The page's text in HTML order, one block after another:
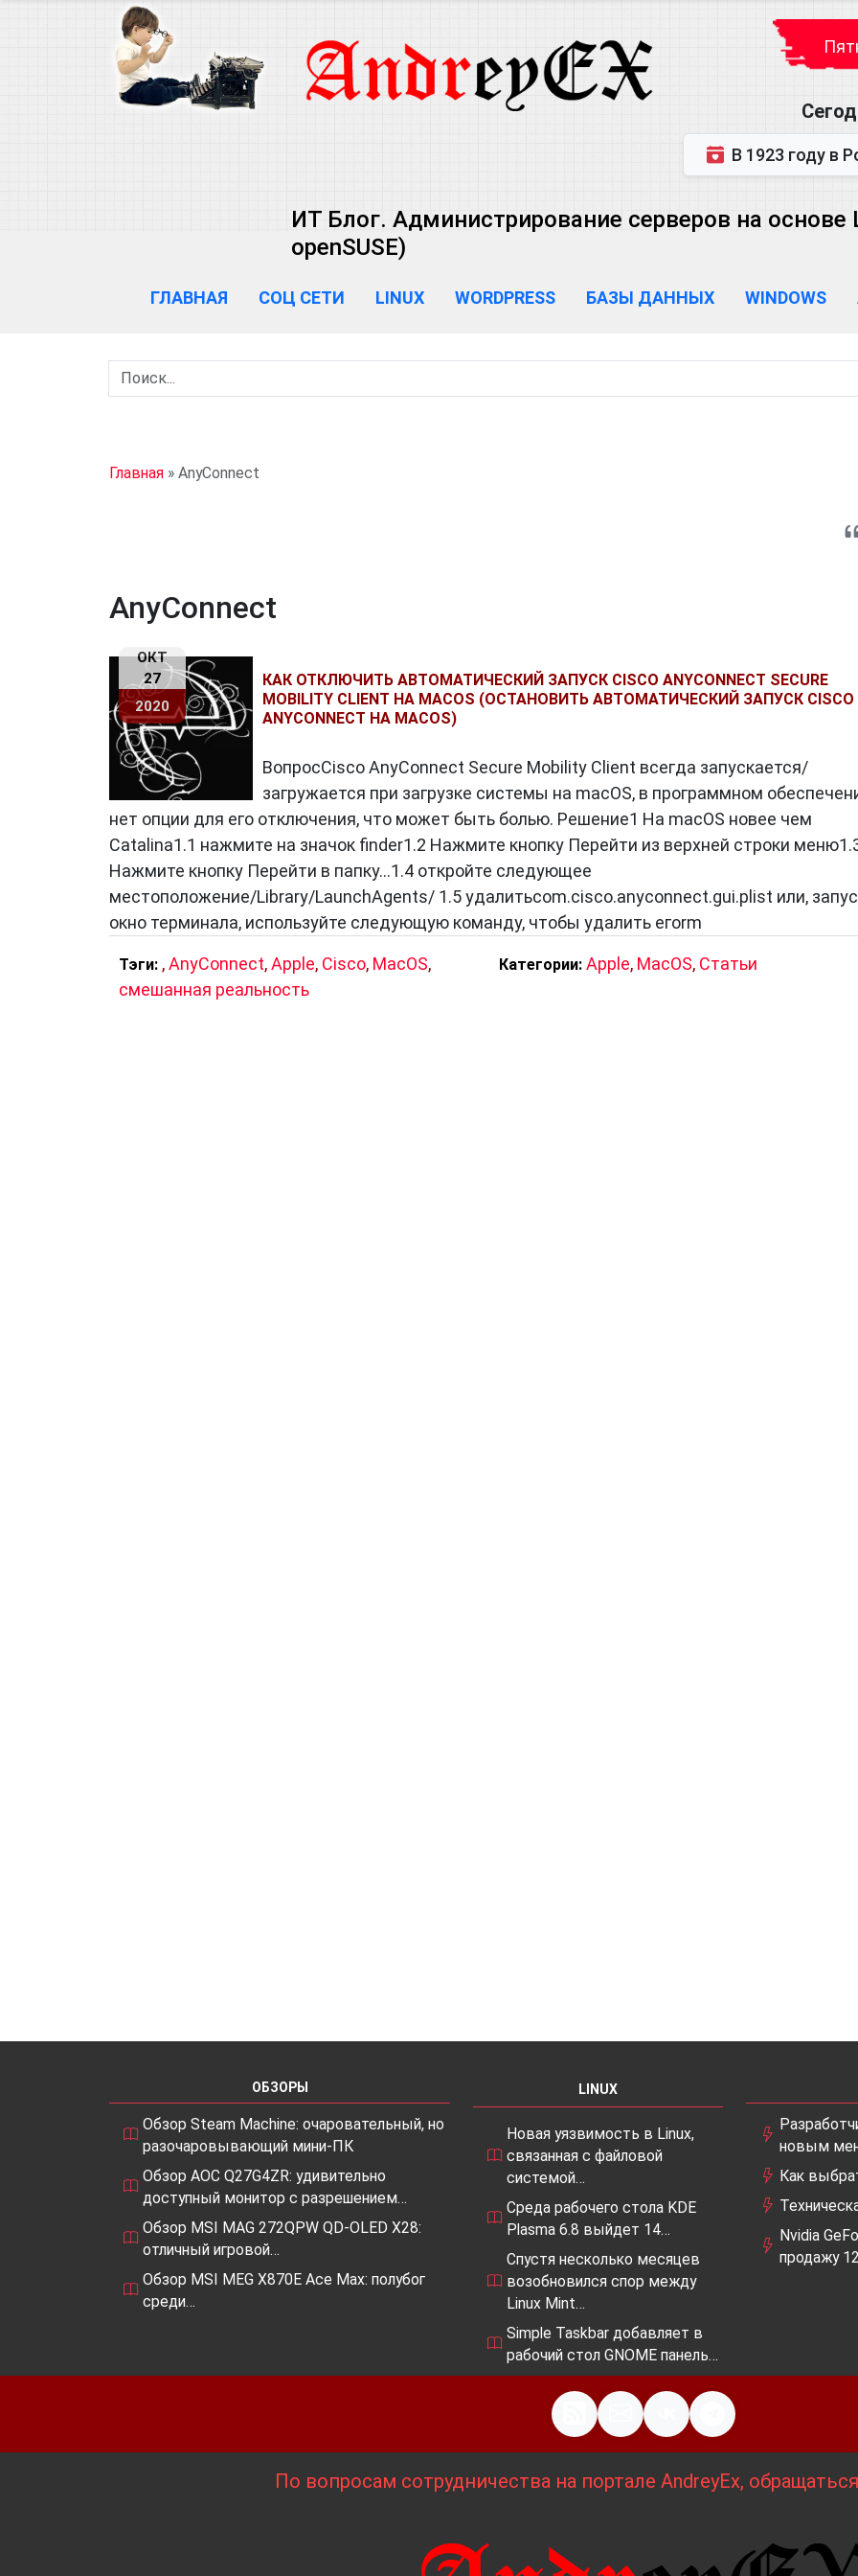
В 1923 году в Ростове-на-Дону
ИТ Блог. Администрирование серверов на основе
openSUSE)
ГЛАВНАЯ СОЦ СЕТИ LINUX WORDPRESS БАЗЫ ДАННЫХ WINDOWS
Главная » AnyConnect
AnyConnect
ОКТ
27
2020
КАК ОТКЛЮЧИТЬ АВТОМАТИЧЕСКИЙ ЗАПУСК CISCO ANYCONNECT SECURE
MOBILITY CLIENT НА MACOS (ОСТАНОВИТЬ АВТОМАТИЧЕСКИЙ ЗАПУСК CISCO
ANYCONNECT НА MACOS)
ВопросCisco AnyConnect Secure Mobility Client всегда запускается/
загружается при загрузке системы на macOS, в программном
нет опции для его отключения, что может быть болью. Решение1 На macOS новее чем
Catalina1.1 нажмите на значок finder1.2 Нажмите кнопку Перейти из верхней строки
Нажмите кнопку Перейти в папку…1.4 откройте следующее
местоположение/Library/LaunchAgents/ 1.5 удалитьcom.cisco.anyconnect.gui.plist или,
окно терминала, используйте следующую команду, чтобы удалить егоrm
Тэги: ,AnyConnect,Apple, Cisco, MacOS,
смешанная реальность
Категории: Apple, MacOS, Статьи
ОБЗОРЫ
Обзор Steam Machine: очаровательный, но
разочаровывающий мини-ПК
Обзор AOC Q27G4ZR: удивительно
доступный монитор с разрешением…
Обзор MSI MAG 272QPW QD-OLED X28:
отличный игровой…
Обзор MSI MEG X870E Ace Max: полубог
среди…
LINUX
Новая уязвимость в Linux,
связанная с файловой
системой…
Среда рабочего стола KDE
Plasma 6.8 выйдет 14…
Спустя несколько месяцев
возобновился спор между
Linux Mint…
Simple Taskbar добавляет в
рабочий стол GNOME панель…
новым
Как
Nvidia
продажу
По вопросам сотрудничества на портале AndreyEx,